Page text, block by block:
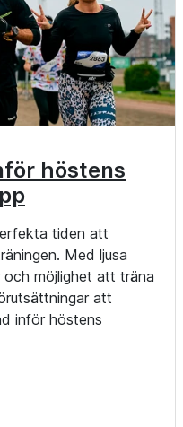
höstens
tiden att
Med ljusa
och möjlighet att träna
att
inför höstens